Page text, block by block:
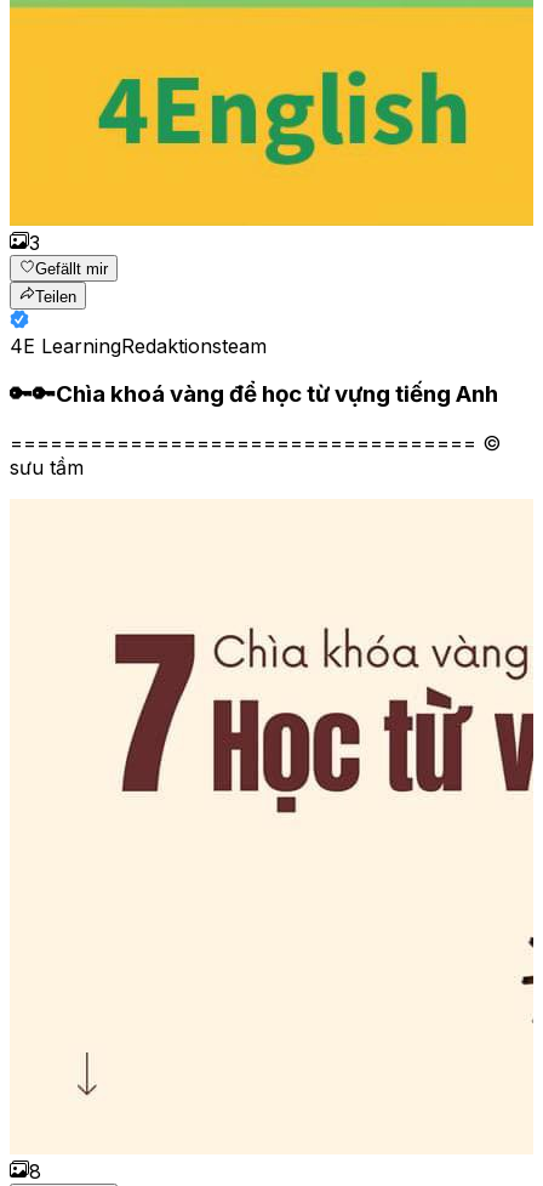
3
Gefällt mir
Teilen
4E LearningRedaktionsteam
🔑🔑Chìa khoá vàng để học từ vựng tiếng Anh
=================================== ©
sưu tầm
8